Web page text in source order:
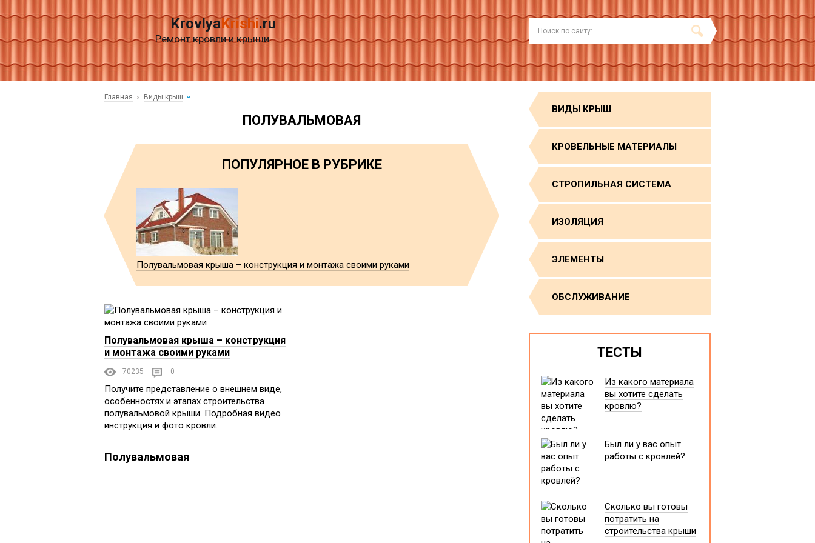
KrovlyaKrishi.ru
Ремонт кровли и крыши
Главная Виды крыш
ПОЛУВАЛЬМОВАЯ
ПОПУЛЯРНОЕ В РУБРИКЕ
Полувальмовая крыша – конструкция и монтажа своими руками
Полувальмовая крыша – конструкция
и монтажа своими руками
70235 0
Получите представление о внешнем виде,
особенностях и этапах строительства
полувальмовой крыши. Подробная видео
инструкция и фото кровли.
Полувальмовая
ВИДЫ КРЫШ
КРОВЕЛЬНЫЕ МАТЕРИАЛЫ
СТРОПИЛЬНАЯ СИСТЕМА
ИЗОЛЯЦИЯ
ЭЛЕМЕНТЫ
ОБСЛУЖИВАНИЕ
ТЕСТЫ
Из какого материала
вы хотите сделать
кровлю?
Был ли у вас опыт
работы с кровлей?
Сколько вы готовы
потратить на
строительства крыши